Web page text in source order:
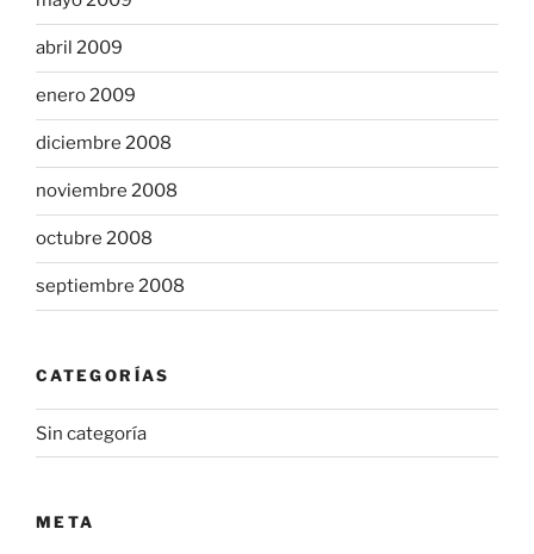
abril 2009
enero 2009
diciembre 2008
noviembre 2008
octubre 2008
septiembre 2008
CATEGORÍAS
Sin categoría
META